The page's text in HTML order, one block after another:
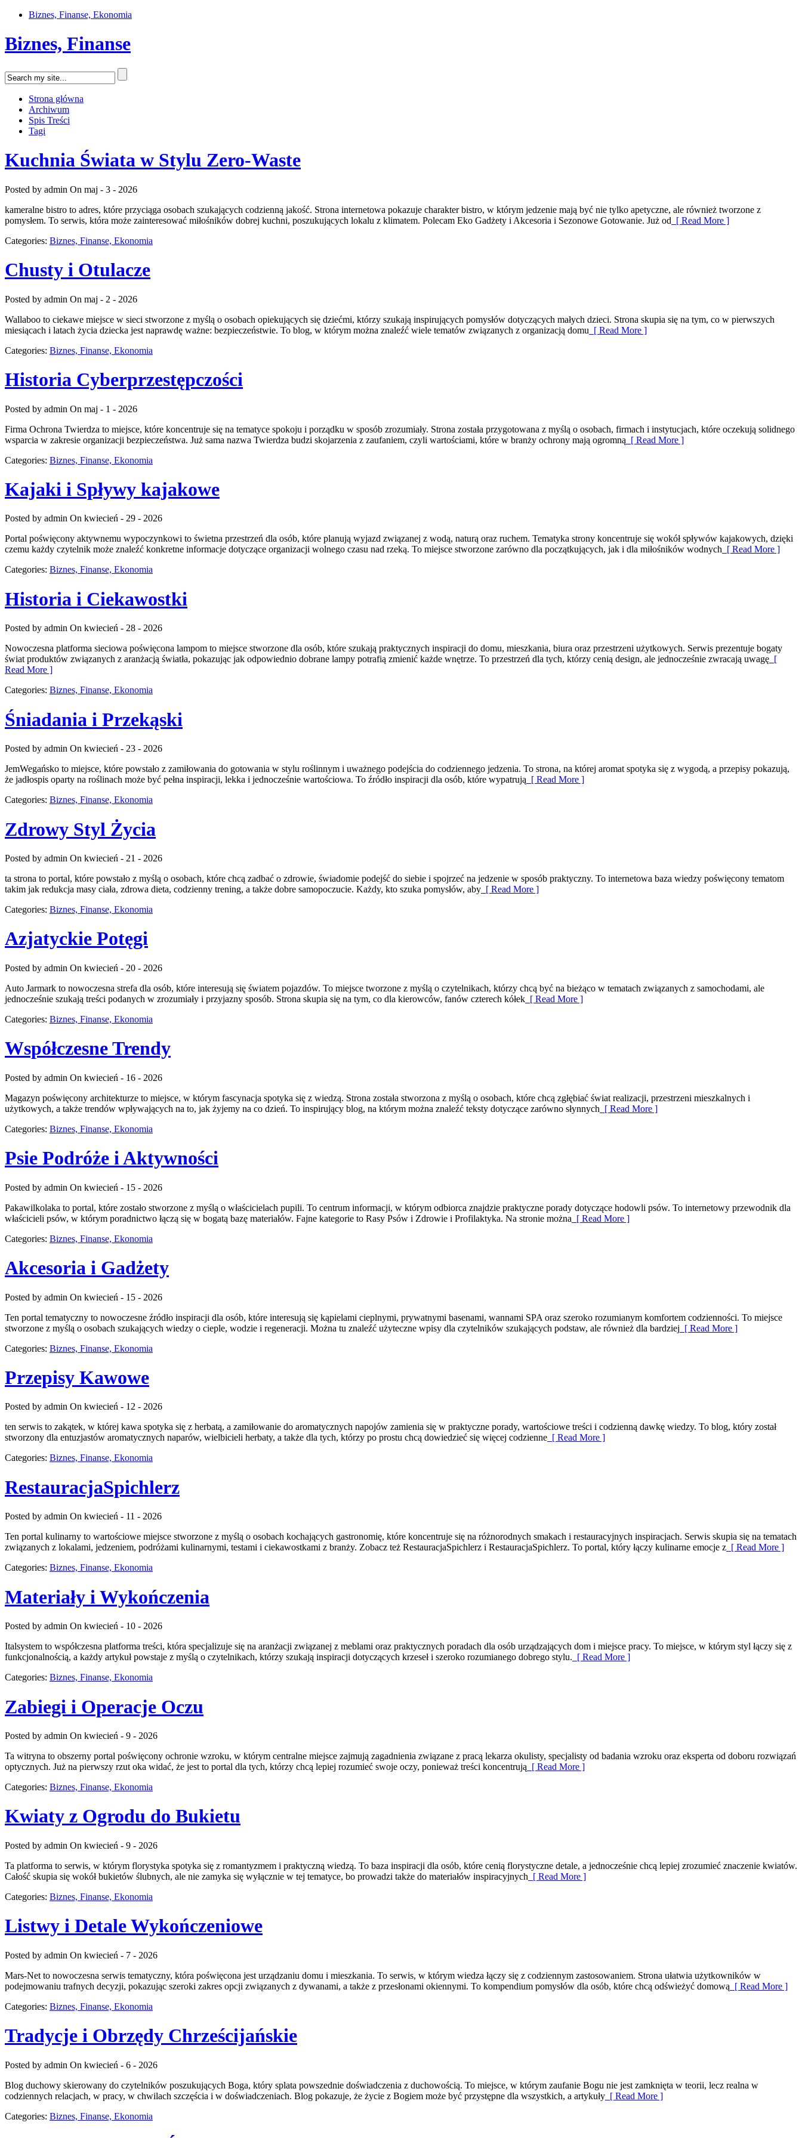
Biznes, Finanse, Ekonomia
Biznes, Finanse
Strona główna
Archiwum
Spis Treści
Tagi
Kuchnia Świata w Stylu Zero-Waste
Posted by admin On maj - 3 - 2026
kameralne bistro to adres, które przyciąga osobach szukających codzienną jakość. Strona internetowa pokazuje charakter bistro, w którym jedzenie mają być nie tylko apetyczne, ale również tworzone z
pomysłem. To serwis, która może zainteresować miłośników dobrej kuchni, poszukujących lokalu z klimatem. Polecam Eko Gadżety i Akcesoria i Sezonowe Gotowanie. Już od [ Read More ]
Categories: Biznes, Finanse, Ekonomia
Chusty i Otulacze
Posted by admin On maj - 2 - 2026
Wallaboo to ciekawe miejsce w sieci stworzone z myślą o osobach opiekujących się dziećmi, którzy szukają inspirujących pomysłów dotyczących małych dzieci. Strona skupia się na tym, co w pierwszych
miesiącach i latach życia dziecka jest naprawdę ważne: bezpieczeństwie. To blog, w którym można znaleźć wiele tematów związanych z organizacją domu [ Read More ]
Categories: Biznes, Finanse, Ekonomia
Historia Cyberprzestępczości
Posted by admin On maj - 1 - 2026
Firma Ochrona Twierdza to miejsce, które koncentruje się na tematyce spokoju i porządku w sposób zrozumiały. Strona została przygotowana z myślą o osobach, firmach i instytucjach, które oczekują solidnego
wsparcia w zakresie organizacji bezpieczeństwa. Już sama nazwa Twierdza budzi skojarzenia z zaufaniem, czyli wartościami, które w branży ochrony mają ogromną [ Read More ]
Categories: Biznes, Finanse, Ekonomia
Kajaki i Spływy kajakowe
Posted by admin On kwiecień - 29 - 2026
Portal poświęcony aktywnemu wypoczynkowi to świetna przestrzeń dla osób, które planują wyjazd związanej z wodą, naturą oraz ruchem. Tematyka strony koncentruje się wokół spływów kajakowych, dzięki
czemu każdy czytelnik może znaleźć konkretne informacje dotyczące organizacji wolnego czasu nad rzeką. To miejsce stworzone zarówno dla początkujących, jak i dla miłośników wodnych [ Read More ]
Categories: Biznes, Finanse, Ekonomia
Historia i Ciekawostki
Posted by admin On kwiecień - 28 - 2026
Nowoczesna platforma sieciowa poświęcona lampom to miejsce stworzone dla osób, które szukają praktycznych inspiracji do domu, mieszkania, biura oraz przestrzeni użytkowych. Serwis prezentuje bogaty
świat produktów związanych z aranżacją światła, pokazując jak odpowiednio dobrane lampy potrafią zmienić każde wnętrze. To przestrzeń dla tych, którzy cenią design, ale jednocześnie zwracają uwagę [
Read More ]
Categories: Biznes, Finanse, Ekonomia
Śniadania i Przekąski
Posted by admin On kwiecień - 23 - 2026
JemWegańsko to miejsce, które powstało z zamiłowania do gotowania w stylu roślinnym i uważnego podejścia do codziennego jedzenia. To strona, na której aromat spotyka się z wygodą, a przepisy pokazują,
że jadłospis oparty na roślinach może być pełna inspiracji, lekka i jednocześnie wartościowa. To źródło inspiracji dla osób, które wypatrują [ Read More ]
Categories: Biznes, Finanse, Ekonomia
Zdrowy Styl Życia
Posted by admin On kwiecień - 21 - 2026
ta strona to portal, które powstało z myślą o osobach, które chcą zadbać o zdrowie, świadomie podejść do siebie i spojrzeć na jedzenie w sposób praktyczny. To internetowa baza wiedzy poświęcony tematom
takim jak redukcja masy ciała, zdrowa dieta, codzienny trening, a także dobre samopoczucie. Każdy, kto szuka pomysłów, aby [ Read More ]
Categories: Biznes, Finanse, Ekonomia
Azjatyckie Potęgi
Posted by admin On kwiecień - 20 - 2026
Auto Jarmark to nowoczesna strefa dla osób, które interesują się światem pojazdów. To miejsce tworzone z myślą o czytelnikach, którzy chcą być na bieżąco w tematach związanych z samochodami, ale
jednocześnie szukają treści podanych w zrozumiały i przyjazny sposób. Strona skupia się na tym, co dla kierowców, fanów czterech kółek [ Read More ]
Categories: Biznes, Finanse, Ekonomia
Współczesne Trendy
Posted by admin On kwiecień - 16 - 2026
Magazyn poświęcony architekturze to miejsce, w którym fascynacja spotyka się z wiedzą. Strona została stworzona z myślą o osobach, które chcą zgłębiać świat realizacji, przestrzeni mieszkalnych i
użytkowych, a także trendów wpływających na to, jak żyjemy na co dzień. To inspirujący blog, na którym można znaleźć teksty dotyczące zarówno słynnych [ Read More ]
Categories: Biznes, Finanse, Ekonomia
Psie Podróże i Aktywności
Posted by admin On kwiecień - 15 - 2026
Pakawilkolaka to portal, które zostało stworzone z myślą o właścicielach pupili. To centrum informacji, w którym odbiorca znajdzie praktyczne porady dotyczące hodowli psów. To internetowy przewodnik dla
właścicieli psów, w którym poradnictwo łączą się w bogatą bazę materiałów. Fajne kategorie to Rasy Psów i Zdrowie i Profilaktyka. Na stronie można [ Read More ]
Categories: Biznes, Finanse, Ekonomia
Akcesoria i Gadżety
Posted by admin On kwiecień - 15 - 2026
Ten portal tematyczny to nowoczesne źródło inspiracji dla osób, które interesują się kąpielami cieplnymi, prywatnymi basenami, wannami SPA oraz szeroko rozumianym komfortem codzienności. To miejsce
stworzone z myślą o osobach szukających wiedzy o cieple, wodzie i regeneracji. Można tu znaleźć użyteczne wpisy dla czytelników szukających podstaw, ale również dla bardziej [ Read More ]
Categories: Biznes, Finanse, Ekonomia
Przepisy Kawowe
Posted by admin On kwiecień - 12 - 2026
ten serwis to zakątek, w której kawa spotyka się z herbatą, a zamiłowanie do aromatycznych napojów zamienia się w praktyczne porady, wartościowe treści i codzienną dawkę wiedzy. To blog, który został
stworzony dla entuzjastów aromatycznych naparów, wielbicieli herbaty, a także dla tych, którzy po prostu chcą dowiedzieć się więcej codzienne [ Read More ]
Categories: Biznes, Finanse, Ekonomia
RestauracjaSpichlerz
Posted by admin On kwiecień - 11 - 2026
Ten portal kulinarny to wartościowe miejsce stworzone z myślą o osobach kochających gastronomię, które koncentruje się na różnorodnych smakach i restauracyjnych inspiracjach. Serwis skupia się na tematach
związanych z lokalami, jedzeniem, podróżami kulinarnymi, testami i ciekawostkami z branży. Zobacz też RestauracjaSpichlerz i RestauracjaSpichlerz. To portal, który łączy kulinarne emocje z [ Read More ]
Categories: Biznes, Finanse, Ekonomia
Materiały i Wykończenia
Posted by admin On kwiecień - 10 - 2026
Italsystem to współczesna platforma treści, która specjalizuje się na aranżacji związanej z meblami oraz praktycznych poradach dla osób urządzających dom i miejsce pracy. To miejsce, w którym styl łączy się z
funkcjonalnością, a każdy artykuł powstaje z myślą o czytelnikach, którzy szukają inspiracji dotyczących krzeseł i szeroko rozumianego dobrego stylu. [ Read More ]
Categories: Biznes, Finanse, Ekonomia
Zabiegi i Operacje Oczu
Posted by admin On kwiecień - 9 - 2026
Ta witryna to obszerny portal poświęcony ochronie wzroku, w którym centralne miejsce zajmują zagadnienia związane z pracą lekarza okulisty, specjalisty od badania wzroku oraz eksperta od doboru rozwiązań
optycznych. Już na pierwszy rzut oka widać, że jest to portal dla tych, którzy chcą lepiej rozumieć swoje oczy, ponieważ treści koncentrują [ Read More ]
Categories: Biznes, Finanse, Ekonomia
Kwiaty z Ogrodu do Bukietu
Posted by admin On kwiecień - 9 - 2026
Ta platforma to serwis, w którym florystyka spotyka się z romantyzmem i praktyczną wiedzą. To baza inspiracji dla osób, które cenią florystyczne detale, a jednocześnie chcą lepiej zrozumieć znaczenie kwiatów.
Całość skupia się wokół bukietów ślubnych, ale nie zamyka się wyłącznie w tej tematyce, bo prowadzi także do materiałów inspiracyjnych [ Read More ]
Categories: Biznes, Finanse, Ekonomia
Listwy i Detale Wykończeniowe
Posted by admin On kwiecień - 7 - 2026
Mars-Net to nowoczesna serwis tematyczny, która poświęcona jest urządzaniu domu i mieszkania. To serwis, w którym wiedza łączy się z codziennym zastosowaniem. Strona ułatwia użytkowników w
podejmowaniu trafnych decyzji, pokazując szeroki zakres opcji związanych z dywanami, a także z przesłonami okiennymi. To kompendium pomysłów dla osób, które chcą odświeżyć domową [ Read More ]
Categories: Biznes, Finanse, Ekonomia
Tradycje i Obrzędy Chrześcijańskie
Posted by admin On kwiecień - 6 - 2026
Blog duchowy skierowany do czytelników poszukujących Boga, który splata powszednie doświadczenia z duchowością. To miejsce, w którym zaufanie Bogu nie jest zamknięta w teorii, lecz realna w
codziennych relacjach, w pracy, w chwilach szczęścia i w doświadczeniach. Blog pokazuje, że życie z Bogiem może być przystępne dla wszystkich, a artykuły [ Read More ]
Categories: Biznes, Finanse, Ekonomia